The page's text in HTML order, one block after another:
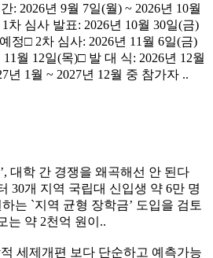
: 2026년 9월 7일(월) ~ 2026년 10월
차 심사 발표: 2026년 10월 30일(금)
정□ 2차 심사: 2026년 11월 6일(금)
월 12일(목)□ 발 대 식: 2026년 12월
년 1월 ~ 2027년 12월 중 참가자 ..
대학 간 경쟁을 왜곡해선 안 된다
30개 지역 국립대 신입생 약 6만 명
는 `지역 균형 장학금’ 도입을 검토
는 약 2천억 원이..
세제개편 보다 단순하고 예측가능